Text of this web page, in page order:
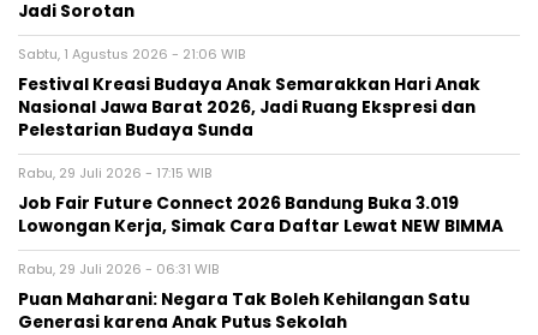
Jadi Sorotan
Sabtu, 1 Agustus 2026 - 21:06 WIB
Festival Kreasi Budaya Anak Semarakkan Hari Anak
Nasional Jawa Barat 2026, Jadi Ruang Ekspresi dan
Pelestarian Budaya Sunda
Rabu, 29 Juli 2026 - 17:15 WIB
Job Fair Future Connect 2026 Bandung Buka 3.019
Lowongan Kerja, Simak Cara Daftar Lewat NEW BIMMA
Rabu, 29 Juli 2026 - 06:31 WIB
Puan Maharani: Negara Tak Boleh Kehilangan Satu
Generasi karena Anak Putus Sekolah